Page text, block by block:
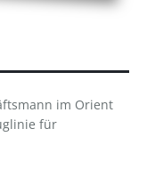
im Orient
für